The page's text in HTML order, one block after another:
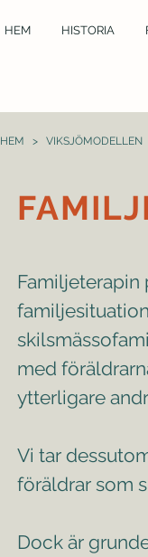
HEM HISTORIA
HEM > VIKSJÖMODELLEN
Familjeterapin
med
ytterligare
Vi tar
föräldrar som
Dock är